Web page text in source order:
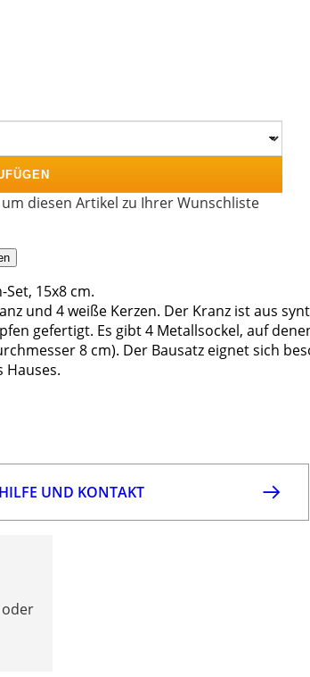
diesen Artikel zu Ihrer Wunschliste
15x8 cm.
und 4 weiße Kerzen. Der Kranz ist aus
gefertigt. Es gibt 4 Metallsockel, auf
8 cm). Der Bausatz eignet sich
Hauses.
HILFE UND KONTAKT